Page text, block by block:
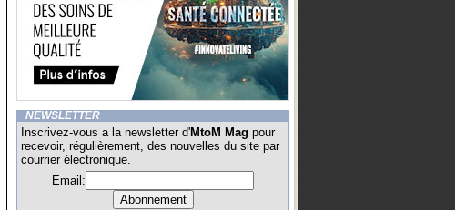
NEWSLETTER
Inscrivez-vous a la newsletter d'MtoM Mag pour
recevoir, régulièrement, des nouvelles du site par
courrier électronique.
Email: